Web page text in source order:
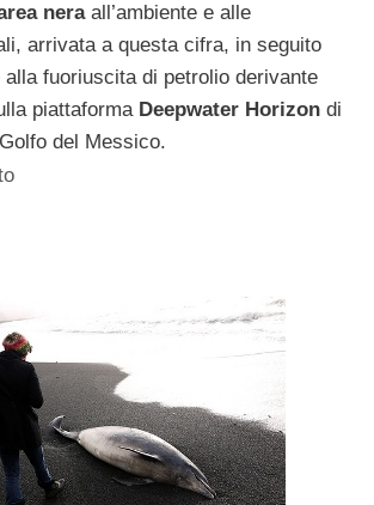
neraall’ambiente e alle
arrivata a questa cifra, in seguito
alla fuoriuscita di petrolio derivante
piattaforma Deepwater Horizon di
del Messico.